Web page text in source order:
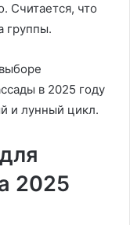
Считается, что
группы.
в 2025 году
и лунный цикл.
2025